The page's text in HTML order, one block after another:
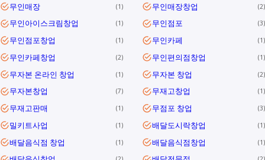
무인매장 1 무인매장창업 2
무인아이스크림창업 1 무인점포 3
무인점포창업 1 무인카페 1
무인카페창업 2 무인편의점창업 1
무자본 온라인 창업 1 무자본 창업 2
무자본창업 7 무재고창업 1
무재고판매 1 무점포 창업 3
밀키트사업 1 배달도시락창업 1
배달음식점 창업 1 배달음식점창업 1